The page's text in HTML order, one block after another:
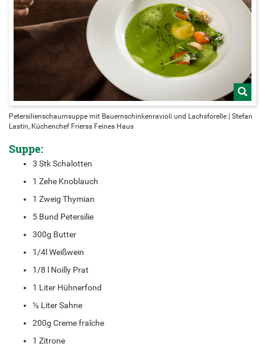
Petersilienschaumsuppe mit Bauernschinkenravioli und Lachsforelle | Stefan
Lastin, Küchenchef Frierss Feines Haus
Suppe:
3 Stk Schalotten
1 Zehe Knoblauch
1 Zweig Thymian
5 Bund Petersilie
300g Butter
1/4l Weißwein
1/8 l Noilly Prat
1 Liter Hühnerfond
½ Liter Sahne
200g Creme fraîche
1 Zitrone